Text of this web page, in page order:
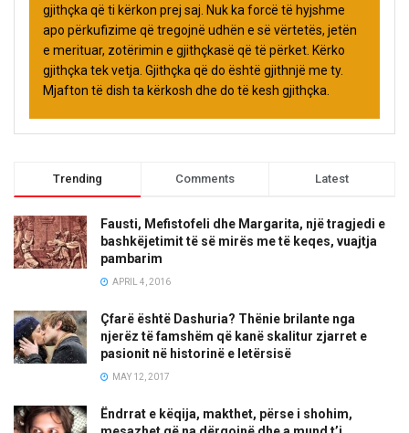
gjithçka që ti kërkon prej saj. Nuk ka forcë të hyjshme
apo përkufizime që tregojnë udhën e së vërtetës, jetën
e merituar, zotërimin e gjithçkasë që të përket. Kërko
gjithçka tek vetja. Gjithçka që do është gjithnjë me ty.
Mjafton të dish ta kërkosh dhe do të kesh gjithçka.
Trending Comments Latest
Fausti, Mefistofeli dhe Margarita, një tragjedi e
bashkëjetimit të së mirës me të keqes, vuajtja
pambarim
APRIL 4, 2016
Çfarë është Dashuria? Thënie brilante nga
njerëz të famshëm që kanë skalitur zjarret e
pasionit në historinë e letërsisë
MAY 12, 2017
Ëndrrat e këqija, makthet, përse i shohim,